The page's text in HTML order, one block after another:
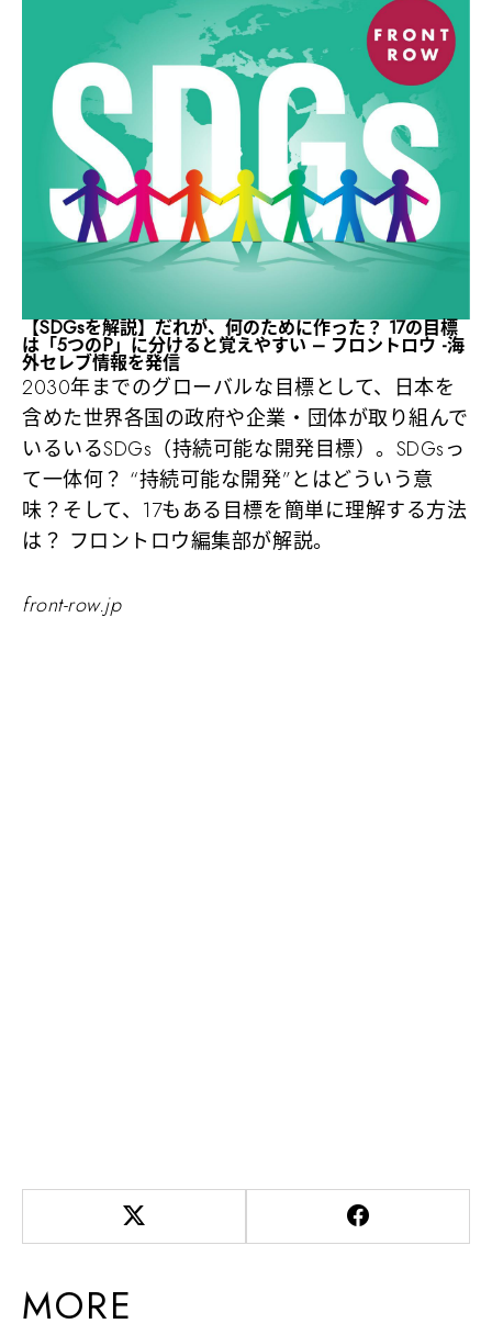
【SDGsを解説】だれが、何のために作った？ 17の目標
は「5つのP」に分けると覚えやすい – フロントロウ -海
外セレブ情報を発信
2030年までのグローバルな目標として、日本を
含めた世界各国の政府や企業・団体が取り組んで
いるいるSDGs（持続可能な開発目標）。SDGsっ
て一体何？ “持続可能な開発”とはどういう意
味？そして、17もある目標を簡単に理解する方法
は？ フロントロウ編集部が解説。
front-row.jp
MORE